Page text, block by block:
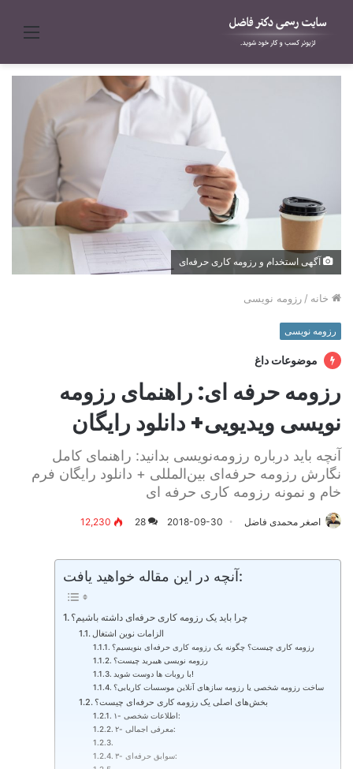
منو
آگهی استخدام و رزومه کاری حرفه‌ای
خانه / رزومه نویسی
رزومه نویسی
موضوعات داغ
رزومه حرفه ای: راهنمای رزومه
نویسی ویدیویی+ دانلود رایگان
آنچه باید درباره رزومه‌نویسی بدانید: راهنمای کامل
نگارش رزومه حرفه‌ای بین‌المللی + دانلود رایگان فرم
خام و نمونه رزومه کاری حرفه ای
اصغر محمدی فاضل 2018-09-30
28
12,230
آنچه در این مقاله خواهید یافت:
چرا باید یک رزومه کاری حرفه‌ای داشته باشیم؟
الزامات نوین اشتغال
رزومه کاری چیست؟ چگونه یک رزومه کاری حرفه‌ای بنویسیم؟
رزومه نویسی هیبرید چیست؟
با روبات ها دوست شوید!
ساخت رزومه شخصی یا رزومه سازهای آنلاین موسسات کاریابی؟
بخش‌های اصلی یک رزومه کاری حرفه‌ای چیست؟
۱- اطلاعات شخصی:
۲- معرفی اجمالی:
۳- سوابق حرفه‌ای: